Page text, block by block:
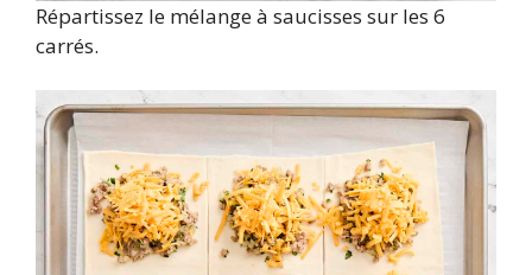
Répartissez le mélange à saucisses sur les 6
carrés.